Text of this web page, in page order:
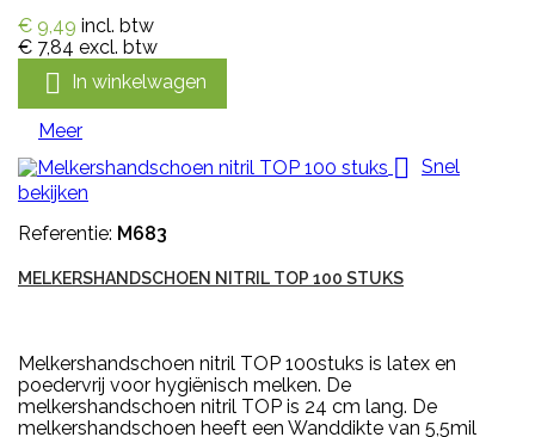
€ 9,49 incl. btw
€ 7,84 excl. btw
 In winkelwagen
Meer
 Snel
bekijken
Referentie: M683
MELKERSHANDSCHOEN NITRIL TOP 100 STUKS
Melkershandschoen nitril TOP 100stuks is latex en
poedervrij voor hygiënisch melken. De
melkershandschoen nitril TOP is 24 cm lang. De
melkershandschoen heeft een Wanddikte van 5,5mil